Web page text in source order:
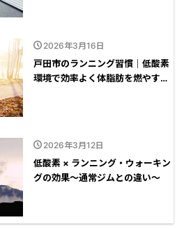
2026年3月16日
戸田市のランニング習慣｜低酸素
環境で効率よく体脂肪を燃やす方
2026年3月12日
低酸素 × ランニング・ウォーキン
グの効果～通常ジムとの違い～